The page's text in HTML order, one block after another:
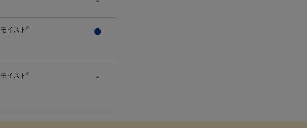
モイスト ®
モイスト ®